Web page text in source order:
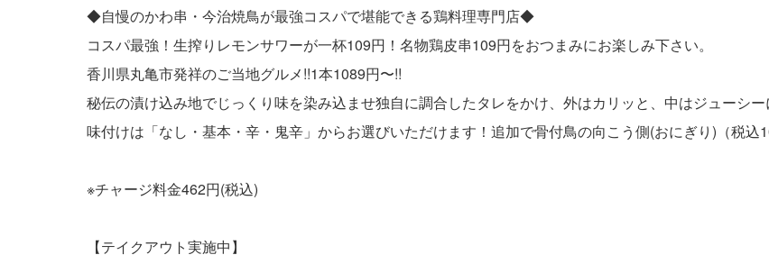
◆自慢のかわ串・今治焼鳥が最強コスパで堪能できる鶏料理専門店◆
コスパ最強！生搾りレモンサワーが一杯109円！名物鶏皮串109円をおつまみにお楽しみ下さい。
香川県丸亀市発祥のご当地グルメ!!1本1089円〜!!
秘伝の漬け込み地でじっくり味を染み込ませ独自に調合したタレをかけ、外はカリッと、中はジューシー
味付けは「なし・基本・辛・鬼辛」からお選びいただけます！追加で骨付鳥の向こう側(おにぎり)（税
※チャージ料金462円(税込)
【テイクアウト実施中】